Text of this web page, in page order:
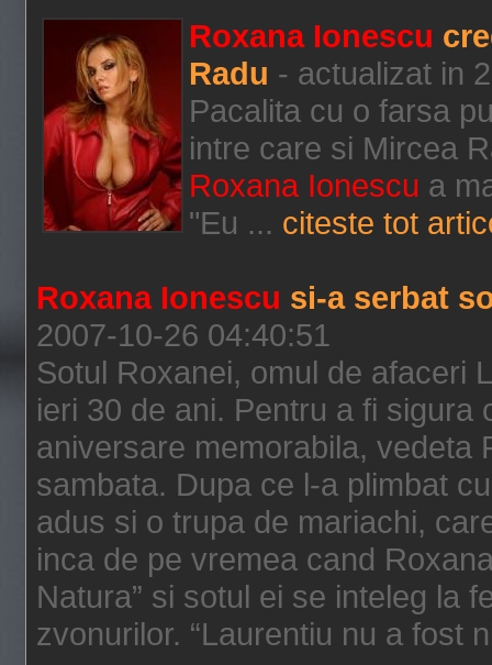
Roxana Ionescu
Radu - actualizat in
Pacalita cu o farsa
intre care si Mircea
Roxana Ionescu a
"Eu ... citeste tot
Roxana Ionescu si-a serbat
2007-10-26 04:40:51
Sotul Roxanei, omul de afaceri
ieri 30 de ani. Pentru a fi
aniversare memorabila, vedeta
sambata. Dupa ce l-a plimbat
adus si o trupa de mariachi,
inca de pe vremea cand
Natura” si sotul ei se inteleg la
zvonurilor. “Laurentiu nu a fost